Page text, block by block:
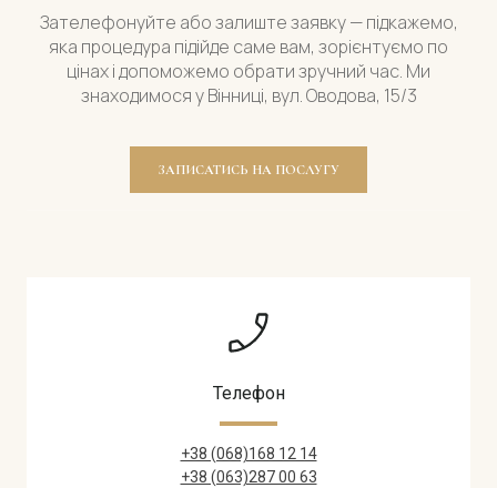
Зателефонуйте або залиште заявку — підкажемо,
яка процедура підійде саме вам, зорієнтуємо по
цінах і допоможемо обрати зручний час. Ми
знаходимося у Вінниці, вул. Оводова, 15/3
ЗАПИСАТИСЬ НА ПОСЛУГУ
Телефон
+38 (068)168 12 14
+38 (063)287 00 63